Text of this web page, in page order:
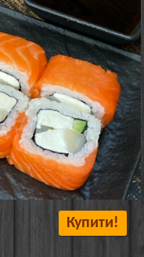
Купити!